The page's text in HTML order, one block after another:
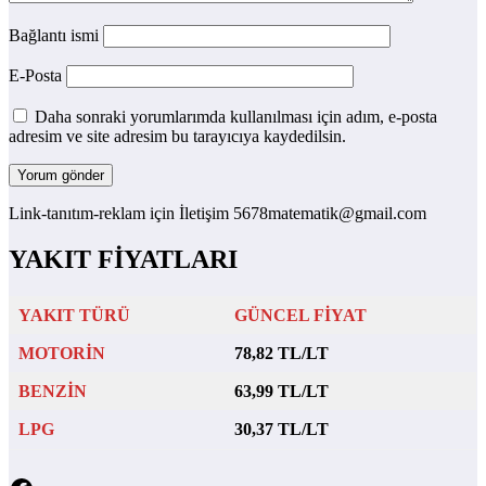
Bağlantı ismi
E-Posta
Daha sonraki yorumlarımda kullanılması için adım, e-posta
adresim ve site adresim bu tarayıcıya kaydedilsin.
Link-tanıtım-reklam için İletişim 5678matematik@gmail.com
YAKIT FİYATLARI
YAKIT TÜRÜ GÜNCEL FİYAT
MOTORİN 78,82 TL/LT
BENZİN 63,99 TL/LT
LPG 30,37 TL/LT